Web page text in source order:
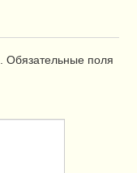
Обязательные поля